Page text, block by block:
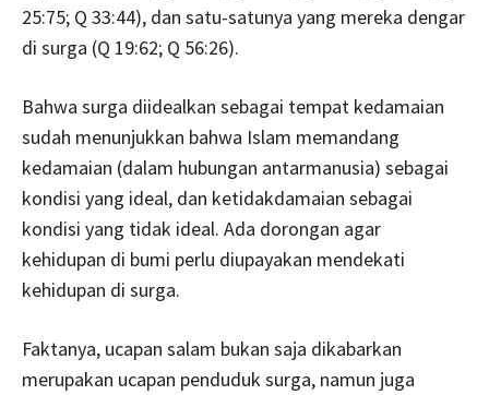
25:75; Q 33:44), dan satu-satunya yang mereka dengar
di surga (Q 19:62; Q 56:26).
Bahwa surga diidealkan sebagai tempat kedamaian
sudah menunjukkan bahwa Islam memandang
kedamaian (dalam hubungan antarmanusia) sebagai
kondisi yang ideal, dan ketidakdamaian sebagai
kondisi yang tidak ideal. Ada dorongan agar
kehidupan di bumi perlu diupayakan mendekati
kehidupan di surga.
Faktanya, ucapan salam bukan saja dikabarkan
merupakan ucapan penduduk surga, namun juga